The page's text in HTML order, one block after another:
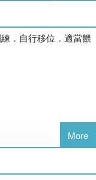
．自行移位．適當餵
尊嚴。
More